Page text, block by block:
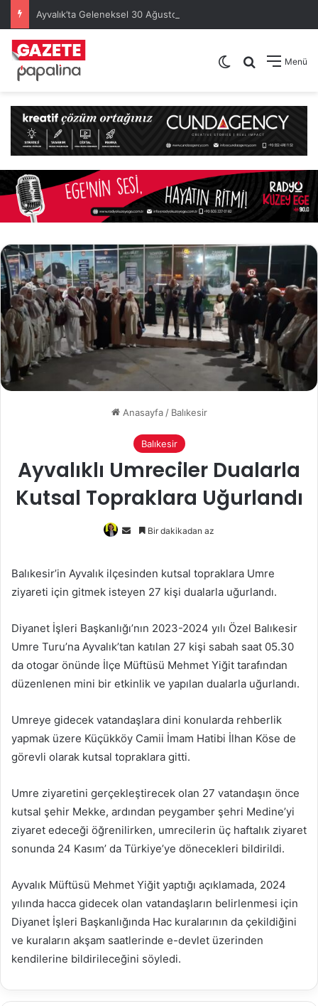
Menü
Arama yap
Dış görünümü
Anasayfa / Balıkesir
Balıkesir
Ayvalıklı Umreciler Dualarla
Kutsal Topraklara Uğurlandı
Bir
göndermek
Bir dakikadan az
Balıkesir’in Ayvalık ilçesinden kutsal topraklara Umre
ziyareti için gitmek isteyen 27 kişi dualarla uğurlandı.
Diyanet İşleri Başkanlığı’nın 2023-2024 yılı Özel Balıkesir
Umre Turu’na Ayvalık’tan katılan 27 kişi sabah saat 05.30
da otogar önünde İlçe Müftüsü Mehmet Yiğit tarafından
düzenlenen mini bir etkinlik ve yapılan dualarla uğurlandı.
Umreye gidecek vatandaşlara dini konularda rehberlik
yapmak üzere Küçükköy Camii İmam Hatibi İlhan Köse de
görevli olarak kutsal topraklara gitti.
Umre ziyaretini gerçekleştirecek olan 27 vatandaşın önce
kutsal şehir Mekke, ardından peygamber şehri Medine’yi
ziyaret edeceği öğrenilirken, umrecilerin üç haftalık ziyaret
sonunda 24 Kasım’ da Türkiye’ye dönecekleri bildirildi.
Ayvalık Müftüsü Mehmet Yiğit yaptığı açıklamada, 2024
yılında hacca gidecek olan vatandaşların belirlenmesi için
Diyanet İşleri Başkanlığında Hac kuralarının da çekildiğini
ve kuraların akşam saatlerinde e-devlet üzerinden
kendilerine bildirileceğini söyledi.